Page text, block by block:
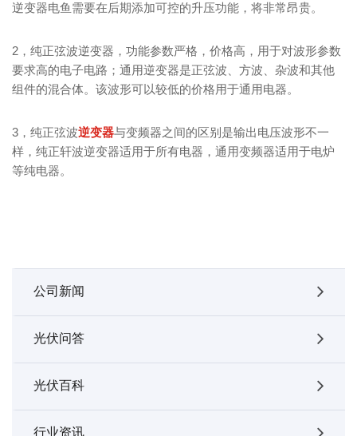
逆变器电鱼需要在后期添加可控的升压功能，将非常昂贵。
2，纯正弦波逆变器，功能参数严格，价格高，用于对波形参数
要求高的电子电路；通用逆变器是正弦波、方波、杂波和其他
组件的混合体。该波形可以较低的价格用于通用电器。
3，纯正弦波逆变器与变频器之间的区别是输出电压波形不一
样，纯正轩波逆变器适用于所有电器，通用变频器适用于电炉
等纯电器。
公司新闻
光伏问答
光伏百科
行业资讯